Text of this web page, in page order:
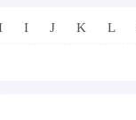
I J K L